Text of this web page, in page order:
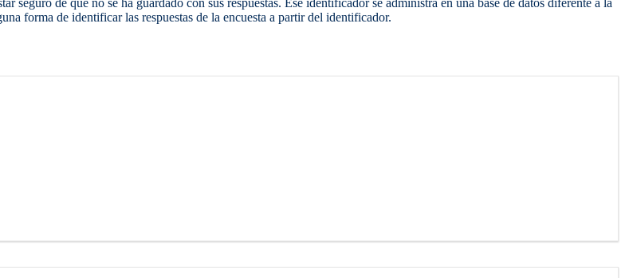
seguro de que no se ha guardado con sus respuestas. Ese identificador se administra en una base de datos diferente a la
forma de identificar las respuestas de la encuesta a partir del identificador.